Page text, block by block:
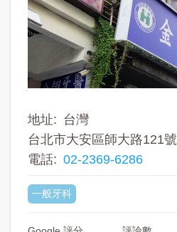
地址
台灣
台北市大安區師大路121號
電話
02-2369-6286
一般牙科